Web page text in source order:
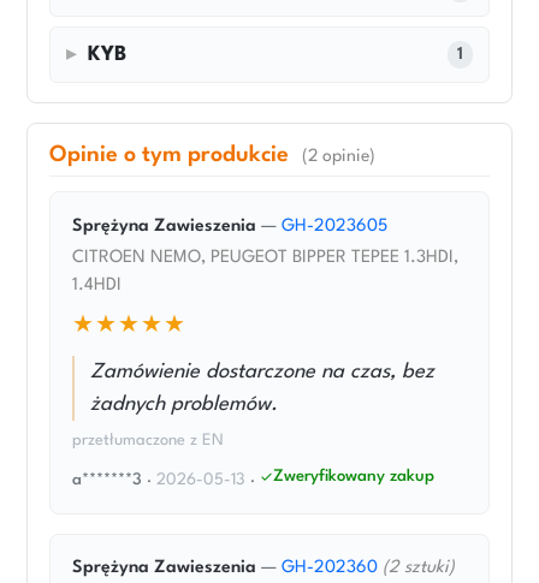
KYB 1
Opinie o tym produkcie (2 opinie)
Sprężyna Zawieszenia —GH-2023605
CITROEN NEMO, PEUGEOT BIPPER TEPEE 1.3HDI,
1.4HDI
★★★★★
Zamówienie dostarczone na czas, bez
żadnych problemów.
przetłumaczone z EN
a*******3 ·2026-05-13 · Zweryfikowany zakup
Sprężyna Zawieszenia —GH-202360 (2 sztuki)